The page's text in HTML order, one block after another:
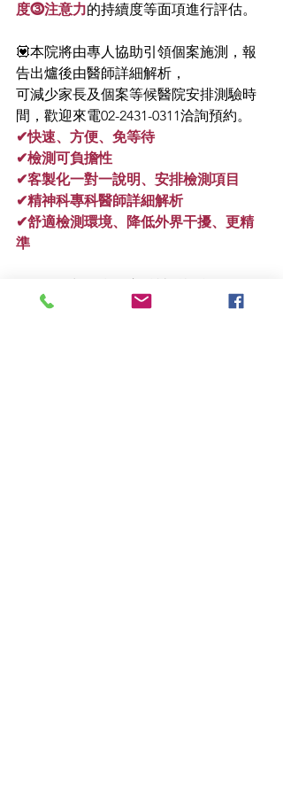
度⓷注意力的持續度等面項進行評估。
💟本院將由專人協助引領個案施測，報
告出爐後由醫師詳細解析，
可減少家長及個案等候醫院安排測驗時
間，歡迎來電02-2431-0311洽詢預約。
✔快速、方便、免等待
✔檢測可負擔性
✔客製化一對一說明、安排檢測項目
✔精神科專科醫師詳細解析
✔舒適檢測環境、降低外界干擾、更精
準
基隆市安樂區武嶺街85號